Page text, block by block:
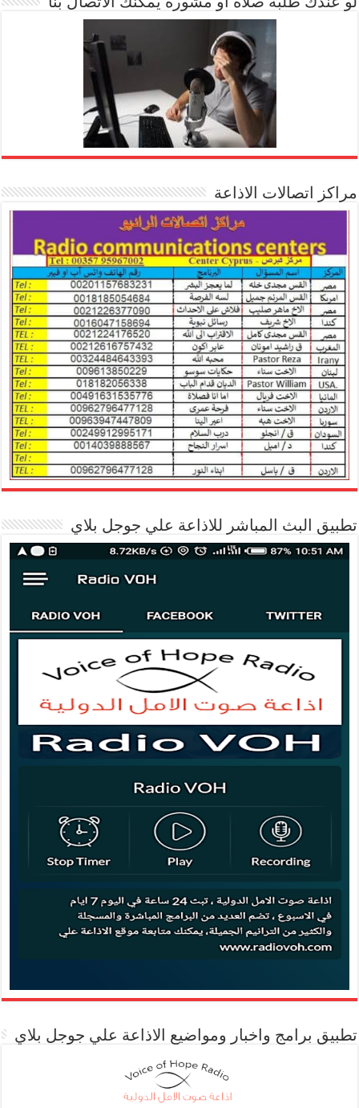
مراكز اتصالات الاذاعة
تطبيق البث المباشر للاذاعة علي جوجل بلاي
تطبيق برامج واخبار ومواضيع الاذاعة علي جوجل بلاي